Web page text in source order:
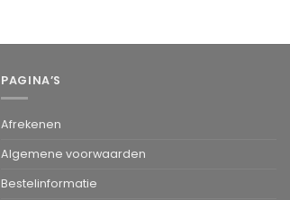
PAGINA’S
Afrekenen
Algemene voorwaarden
Bestelinformatie